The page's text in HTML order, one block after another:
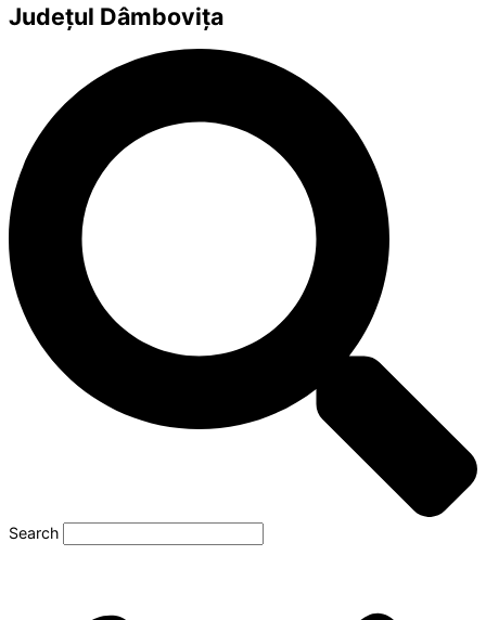
Județul Dâmbovița
Search